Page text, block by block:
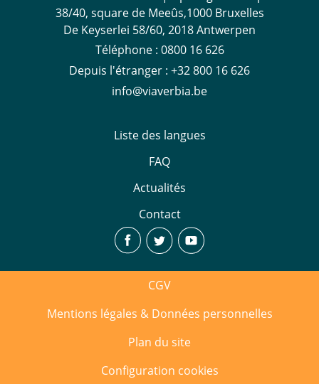
38/40, square de Meeûs,1000 Bruxelles
De Keyserlei 58/60, 2018 Antwerpen
Téléphone : ‪0800 16 626
Depuis l'étranger : +32 800 16 626
info@viaverbia.be
Liste des langues
FAQ
Actualités
Contact
CGV
Mentions légales & Données personnelles
Plan du site
Configuration cookies